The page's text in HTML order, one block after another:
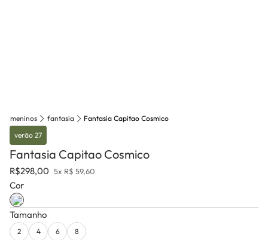
meninos fantasia
Fantasia Capitao Cosmico
verão 27
Fantasia Capitao Cosmico
R$298,00 5x R$ 59,60
Cor
Tamanho
2 4 6 8